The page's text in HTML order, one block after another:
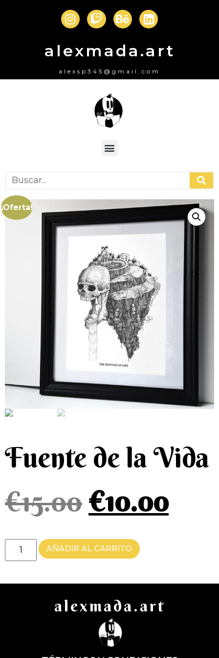
alexmada.art
alexsp345@gmail.com
¡Oferta!
Fuente de la Vida
€15.00€10.00
AÑADIR AL CARRITO
alexmada.art